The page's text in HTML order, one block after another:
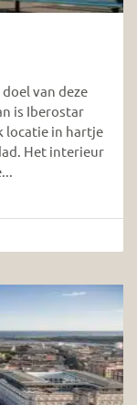
van deze
is Iberostar
locatie in hartje
Het interieur